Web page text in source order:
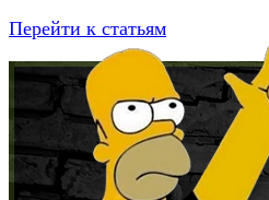
Перейти к статьям